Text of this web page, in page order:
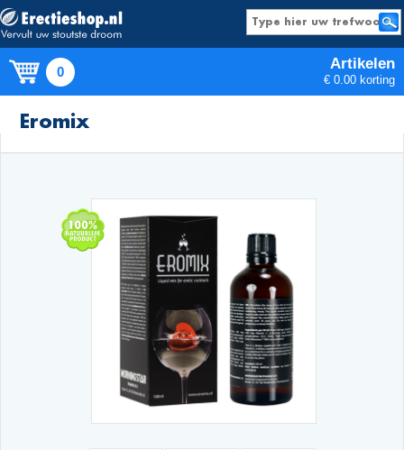
0 Artikelen
€ 0.00 korting
Eromix